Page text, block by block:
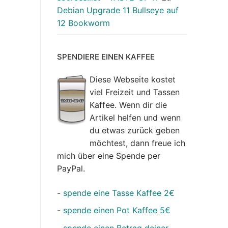
Debian Upgrade 11 Bullseye auf
12 Bookworm
SPENDIERE EINEN KAFFEE
Diese Webseite kostet
viel Freizeit und Tassen
Kaffee. Wenn dir die
Artikel helfen und wenn
du etwas zurück geben
möchtest, dann freue ich
mich über eine Spende per
PayPal.
- spende eine Tasse Kaffee 2€
- spende einen Pot Kaffee 5€